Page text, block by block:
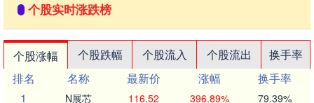
个股实时涨跌榜
个股涨幅 个股跌幅 个股流入 个股流出
换手率
排名
名称 最新价 涨幅
换手率
1
N展芯 116.52 396.89% 79.39%